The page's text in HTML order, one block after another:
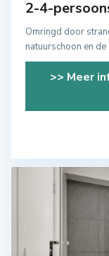
2-4-
Omringd door
natuurschoon en
>> Meer